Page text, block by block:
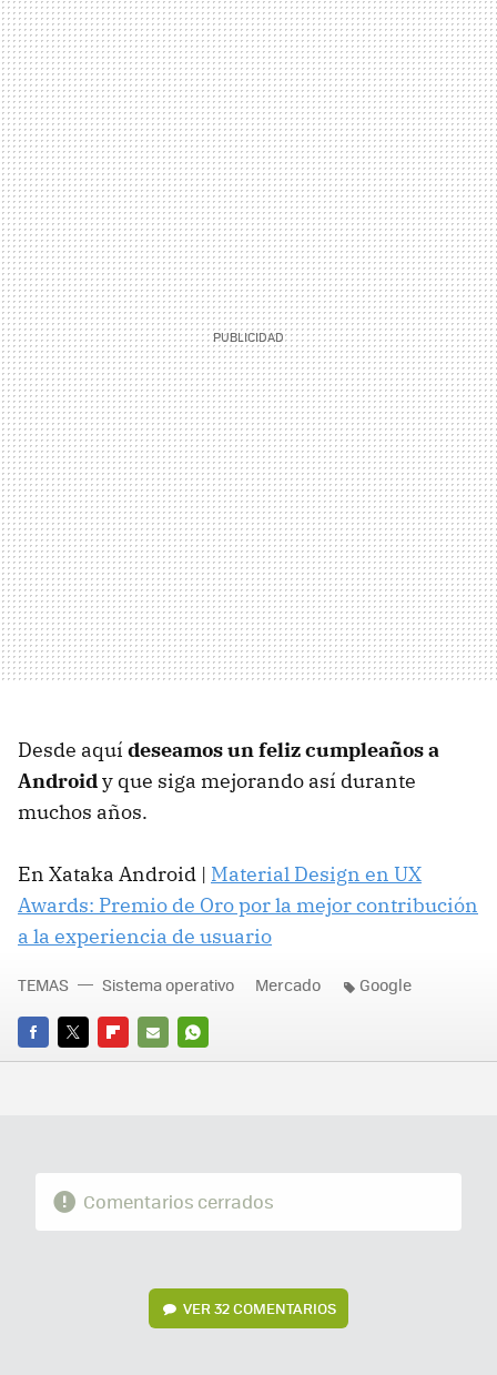
Desde aquí deseamos un feliz cumpleaños a
Androidy que siga mejorando así durante
muchos años.
En Xataka Android | Material Design en UX
Awards: Premio de Oro por la mejor contribución
a la experiencia de usuario
FACEBOOK
TWITTERFLIPBOARD
E-
WHATSAPP
TEMAS Sistema operativo Mercado Google
Comentarios cerrados
VER 32 COMENTARIOS